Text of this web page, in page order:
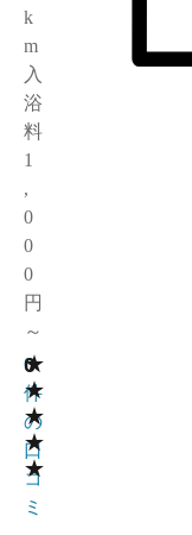
k
m
入
浴
料
1
,
0
0
0
円
～
★
★
★
★
★
0
0
件
の
口
コ
ミ